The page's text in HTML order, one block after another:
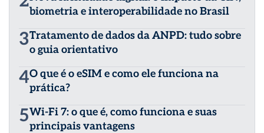
biometria e interoperabilidade no Brasil
3Tratamento de dados da ANPD: tudo sobre
o guia orientativo
4O que é o eSIM e como ele funciona na
prática?
5Wi-Fi 7: o que é, como funciona e suas
principais vantagens